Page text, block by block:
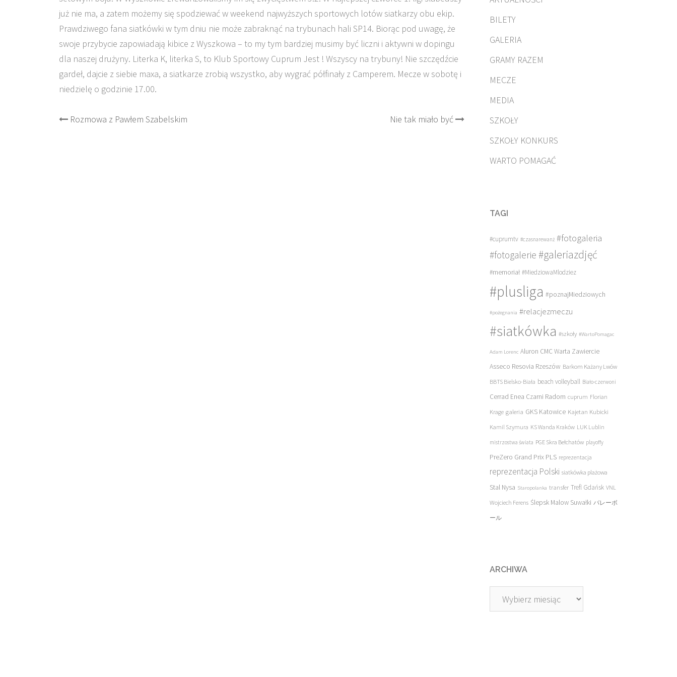
już nie ma, a zatem możemy się spodziewać w weekend najwyższych sportowych lotów siatkarzy obu ekip.
Prawdziwego fana siatkówki w tym dniu nie może zabraknąć na trybunach hali SP14. Biorąc pod uwagę, że
swoje przybycie zapowiadają kibice z Wyszkowa – to my tym bardziej musimy być liczni i aktywni w dopingu
dla naszej drużyny. Literka K, literka S, to Klub Sportowy Cuprum Jest ! Wszyscy na trybuny! Nie szczędźcie
gardeł, dajcie z siebie maxa, a siatkarze zrobią wszystko, aby wygrać półfinały z Camperem. Mecze w sobotę i
niedzielę o godzinie 17.00.
Post
Rozmowa z Pawłem Szabelskim Nie tak miało być
BILETY
GALERIA
GRAMY RAZEM
MECZE
MEDIA
SZKOŁY
SZKOŁY KONKURS
WARTO POMAGAĆ
TAGI
#cuprumtv #czasnarewanż #fotogaleria
#fotogalerie #galeriazdjęć
#memoriał #MiedziowaMlodziez
#plusliga #poznajMiedziowych
#pożegnania #relacjezmeczu
#siatkówka #szkoły #WartoPomagac
Adam Lorenc Aluron CMC Warta Zawiercie
Asseco Resovia Rzeszów Barkom Każany Lwów
BBTS Bielsko-Biała beach volleyball Biało-czerwoni
Cerrad Enea Czarni Radom cuprum Florian
Krage galeria GKS Katowice Kajetan Kubicki
Kamil Szymura KS Wanda Kraków LUK Lublin
mistrzostwa świata PGE Skra Bełchatów playoffy
PreZero Grand Prix PLS reprezentacja
reprezentacja Polski siatkówka plażowa
Stal Nysa Staropolanka transfer Trefl Gdańsk VNL
Wojciech Ferens Ślepsk Malow Suwałki バレーボ
ール
ARCHIWA
Archiwa